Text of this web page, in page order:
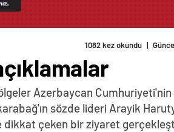
1082 kez okundu |
Azerbaycan Cumhuriyeti'nin
sözde lideri Arayik
dikkat çeken bir ziyaret